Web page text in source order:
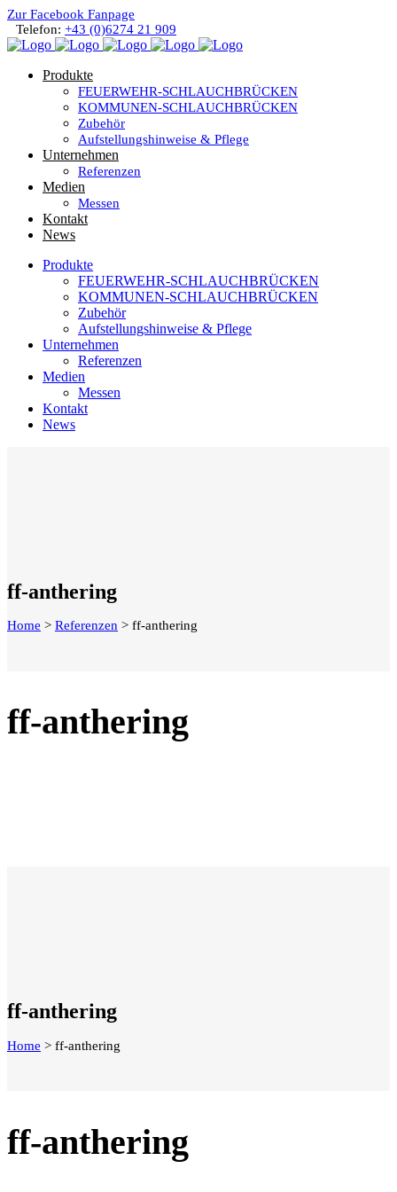
Zur Facebook Fanpage
Telefon: +43 (0)6274 21 909
Produkte
FEUERWEHR-SCHLAUCHBRÜCKEN
KOMMUNEN-SCHLAUCHBRÜCKEN
Zubehör
Aufstellungshinweise & Pflege
Unternehmen
Referenzen
Medien
Messen
Kontakt
News
Produkte
FEUERWEHR-SCHLAUCHBRÜCKEN
KOMMUNEN-SCHLAUCHBRÜCKEN
Zubehör
Aufstellungshinweise & Pflege
Unternehmen
Referenzen
Medien
Messen
Kontakt
News
ff-anthering
Home > Referenzen > ff-anthering
ff-anthering
ff-anthering
Home > ff-anthering
ff-anthering